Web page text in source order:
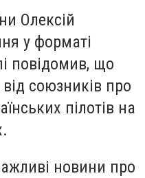
Олексій
у форматі
повідомив, що
союзників про
пілотів на
новини про